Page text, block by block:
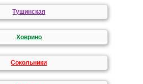
Тушинская
Ховрино
Сокольники